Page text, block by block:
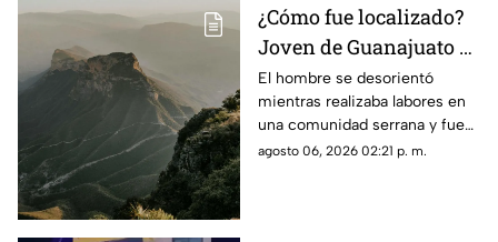
¿Cómo fue localizado?
Joven de Guanajuato es
encontrado en la Sierra
Gorda de Querétaro
El hombre se desorientó
mientras realizaba labores en
una comunidad serrana y fue
encontrado durante la noche
agosto 06, 2026 02:21 p. m.